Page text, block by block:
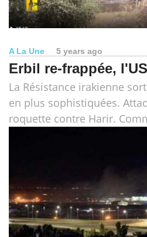
A La Une 5 years ago
Erbil re-frappée,
La Résistance irakienne
en plus sophistiquées.
roquette contre Harir.